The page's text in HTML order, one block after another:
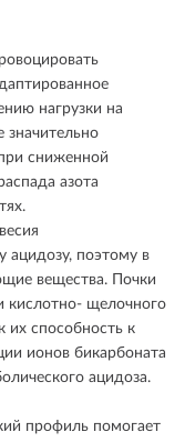
нагрузки на
значительно
сниженной
азота
ацидозу, поэтому в
вещества. Почки
щелочного
их способность к
ионов бикарбоната
ацидоза.
профиль помогает